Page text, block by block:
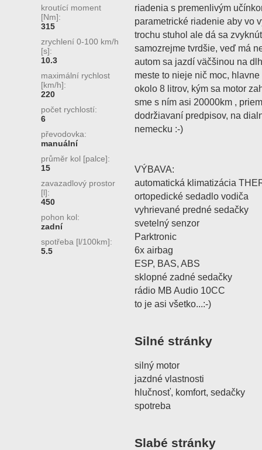
kroutící moment
[Nm]:
315
zrychlení 0-100 km/h
[s]:
10.3
maximální rychlost
[km/h]:
220
počet rychlostí:
6
převodovka:
manuální
průměr kol [palce]:
15
zavazadlový prostor
[l]:
450
pohon kol:
zadní
spotřeba [l/100km]:
5.5
riadenia s premenlivým
parametrické riadenie aby vo
trochu stuhol ale dá sa
samozrejme tvrdšie, veď má
autom sa jazdí väčšinou na
meste to nieje nič moc,
okolo 8 litrov, kým sa motor
sme s ním asi 20000km ,
dodržiavaní predpisov, na
nemecku :-)
VÝBAVA:
automatická klimatizácia
ortopedické sedadlo vodiča
vyhrievané predné sedačky
svetelný senzor
Parktronic
6x airbag
ESP, BAS, ABS
sklopné zadné sedačky
rádio MB Audio 10CC
to je asi všetko...:-)
Silné stránky
silný motor
jazdné vlastnosti
hlučnosť, komfort, sedačky
spotreba
Slabé stránky